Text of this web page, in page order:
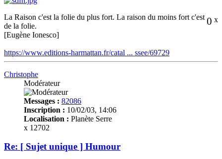
0 x
La Raison c'est la folie du plus fort. La raison du moins fort c'est
de la folie.
[Eugène Ionesco]
https://www.editions-harmattan.fr/catal ... ssee/69729
Christophe
Modérateur
Messages : 82086
Inscription : 10/02/03, 14:06
Localisation : Planète Serre
x 12702
Re: [ Sujet unique ] Humour